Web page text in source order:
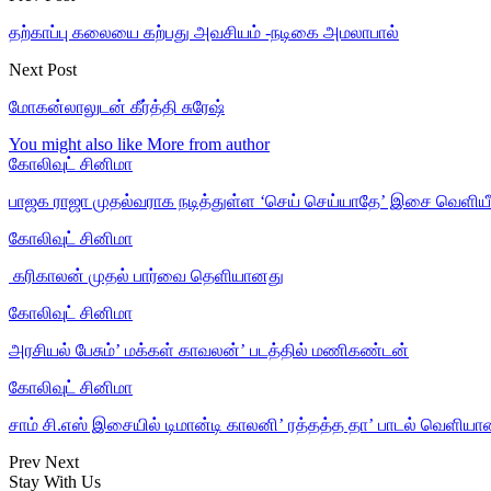
தற்காப்பு கலையை கற்பது அவசியம் -நடிகை அமலாபால்
Next Post
மோகன்லாலுடன் கீர்த்தி சுரேஷ்
You might also like More from author
கோலிவுட் சினிமா
பாஜக ராஜா முதல்வராக நடித்துள்ள ‘செய் செய்யாதே’ இசை
கோலிவுட் சினிமா
‎ கரிகாலன் முதல் பார்வை தெளியானது
கோலிவுட் சினிமா
அரசியல் பேசும்’ மக்கள் காவலன்’ படத்தில் மணிகண்டன்
கோலிவுட் சினிமா
சாம் சி.எஸ் இசையில் டிமான்டி காலனி’ ரத்தத்த தா’ பாடல்
Prev Next
Stay With Us